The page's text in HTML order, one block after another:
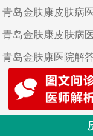
青岛金肤康皮肤病